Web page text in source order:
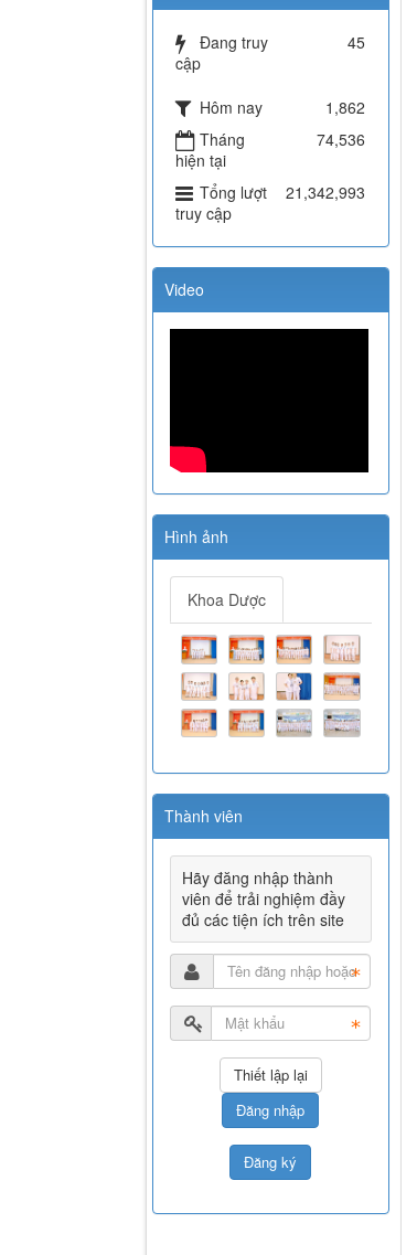
Đang truy
cập
45
Hôm nay
1,862
Tháng
hiện tại
74,536
Tổng lượt
truy cập
21,342,993
Video
Hình ảnh
Khoa Dược
Thành viên
Hãy đăng nhập thành
viên để trải nghiệm đầy
đủ các tiện ích trên site
Đăng nhập
Đăng ký